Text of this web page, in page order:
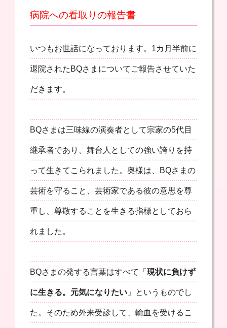
病院への看取りの報告書
いつもお世話になっております。1カ月半前に
退院されたBQさまについてご報告させていた
だきます。
BQさまは三味線の演奏者として宗家の5代目
継承者であり、舞台人としての強い誇りを持
って生きてこられました。奥様は、BQさまの
芸術を守ること、芸術家である彼の意思を尊
重し、尊敬することを生きる指標としておら
れました。
BQさまの発する言葉はすべて「 現状に負けず
に生きる。元気になりたい」というものでし
た。そのため外来受診して、輸血を受けるこ